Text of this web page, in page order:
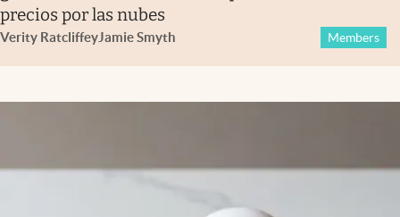
precios por las nubes
Verity RatcliffeyJamie Smyth Members